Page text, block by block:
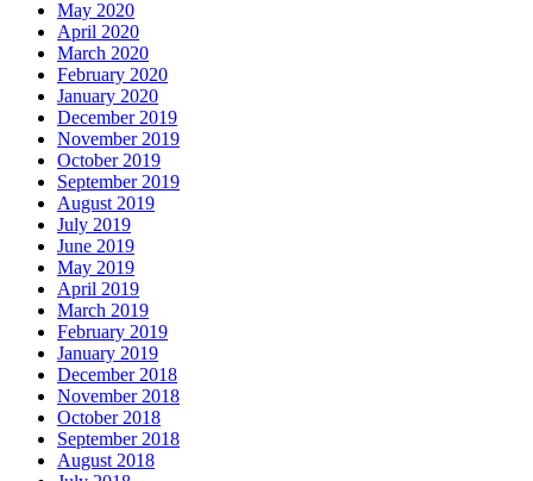
May 2020
April 2020
March 2020
February 2020
January 2020
December 2019
November 2019
October 2019
September 2019
August 2019
July 2019
June 2019
May 2019
April 2019
March 2019
February 2019
January 2019
December 2018
November 2018
October 2018
September 2018
August 2018